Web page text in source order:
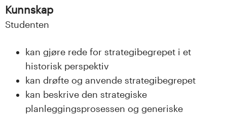
Kunnskap
Studenten
kan gjøre rede for strategibegrepet i et
historisk perspektiv
kan drøfte og anvende strategibegrepet
kan beskrive den strategiske
planleggingsprosessen og generiske